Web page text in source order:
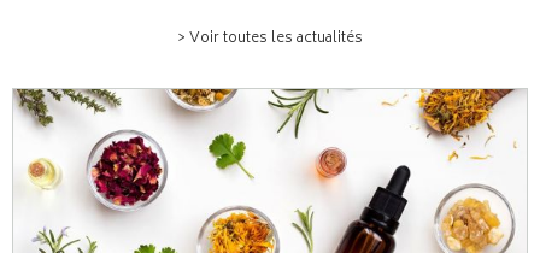
> Voir toutes les actualités